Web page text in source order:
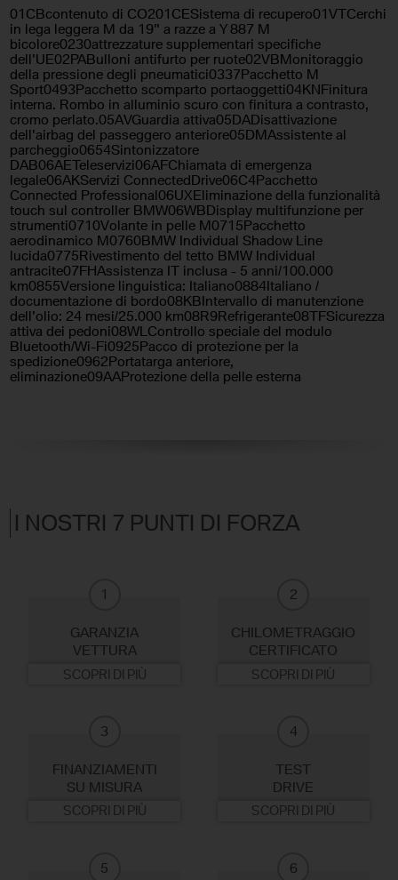
Pacchetto sportivo
Riconoscimento dei segnali
stradali
Sedili sportivi Sensore di luce
Sensore di pioggia Servosterzo
Sistema di navigazione Specchietti laterali elettrici
Telecamera per parcheggio
assistito
Trazione integrale
Volante in pelle Volante multifunzione
01CBcontenuto di CO201CESistema di recupero01VTCerchi
in lega leggera M da 19" a razze a Y 887 M
bicolore0230attrezzature supplementari specifiche
dell'UE02PABulloni antifurto per ruote02VBMonitoraggio
della pressione degli pneumatici0337Pacchetto M
Sport0493Pacchetto scomparto portaoggetti04KNFinitura
interna. Rombo in alluminio scuro con finitura a contrasto,
cromo perlato.05AVGuardia attiva05DADisattivazione
dell'airbag del passeggero anteriore05DMAssistente al
parcheggio0654Sintonizzatore
DAB06AETeleservizi06AFChiamata di emergenza
legale06AKServizi ConnectedDrive06C4Pacchetto
Connected Professional06UXEliminazione della funzionalità
touch sul controller BMW06WBDisplay multifunzione per
strumenti0710Volante in pelle M0715Pacchetto
aerodinamico M0760BMW Individual Shadow Line
lucida0775Rivestimento del tetto BMW Individual
antracite07FHAssistenza IT inclusa - 5 anni/100.000
km0855Versione linguistica: Italiano0884Italiano /
documentazione di bordo08KBIntervallo di manutenzione
dell'olio: 24 mesi/25.000 km08R9Refrigerante08TFSicurezza
attiva dei pedoni08WLControllo speciale del modulo
Bluetooth/Wi-Fi0925Pacco di protezione per la
spedizione0962Portatarga anteriore,
eliminazione09AAProtezione della pelle esterna
I NOSTRI 7 PUNTI DI FORZA
1
GARANZIA
VETTURA
SCOPRI DI PIÙ
2
CHILOMETRAGGIO
CERTIFICATO
SCOPRI DI PIÙ
3
FINANZIAMENTI
SU MISURA
SCOPRI DI PIÙ
4
TEST
DRIVE
SCOPRI DI PIÙ
5 6